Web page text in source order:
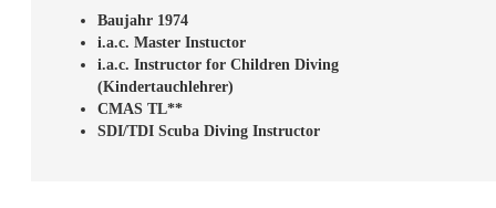
Baujahr 1974
i.a.c. Master Instuctor
i.a.c. Instructor for Children Diving
(Kindertauchlehrer)
CMAS TL**
SDI/TDI Scuba Diving Instructor